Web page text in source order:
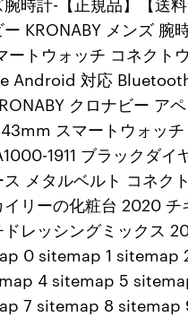
ー KRONABY メンズ 腕
ートウォッチ コネクト
Android 対応
クロナビー ア
スマートウォッチ
1911 ブラックダイ
ス メタルベルト コネク
イリーの化粧台 2020 チ
ドレッシングミックス
0 sitemap 1 sitemap
4 sitemap 5
7 sitemap 8 sitemap